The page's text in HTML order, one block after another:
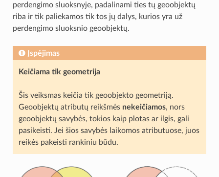
perdengimo sluoksnyje, padalinami ties tų geoobjektų
riba ir tik paliekamos tik tos jų dalys, kurios yra už
perdengimo sluoksnio geoobjektų.
Įspėjimas
Keičiama tik geometrija
Šis veiksmas keičia tik geoobjekto geometriją.
Geoobjektų atributų reikšmės nekeičiamos, nors
geoobjektų savybės, tokios kaip plotas ar ilgis, gali
pasikeisti. Jei šios savybės laikomos atributuose, juos
reikės pakeisti rankiniu būdu.